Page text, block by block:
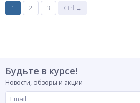
1 2 3 Ctrl →
Будьте в курсе!
Новости, обзоры и акции